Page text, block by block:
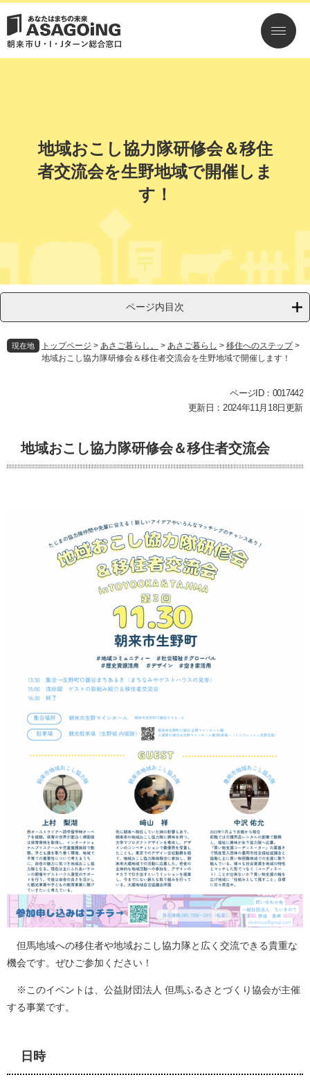
ジ
の
ュ
ー
地域おこし協力隊研修会＆移住
者交流会を生野地域で開催しま
す！
ページ内目次
現在地 トップページ > あさご暮らし。 > あさご暮らし > 移住へのステップ>
地域おこし協力隊研修会＆移住者交流会を生野地域で開催します！
ページID：0017442
更新日：2024年11月18日更新
地域おこし協力隊研修会＆移住者交流会
但馬地域への移住者や地域おこし協力隊と広く交流できる貴重な
機会です。ぜひご参加ください！
※このイベントは、公益財団法人 但馬ふるさとづくり協会が主催
する事業です。
日時